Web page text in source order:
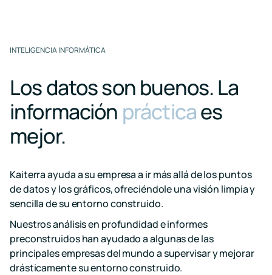
INTELIGENCIA INFORMÁTICA
Los datos son buenos.La
información prácticaes
mejor.
Kaiterra ayuda a su empresa a ir más allá de los puntos
de datos y los gráficos, ofreciéndole una visión limpia y
sencilla de su entorno construido.
Nuestros análisis en profundidad e informes
preconstruidos han ayudado a algunas de las
principales empresas del mundo a supervisar y mejorar
drásticamente su entorno construido.